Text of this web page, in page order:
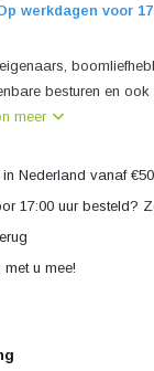
werkdagen voor
besturen en
meer
Nederland vanaf
17:00 uur besteld?
u mee!